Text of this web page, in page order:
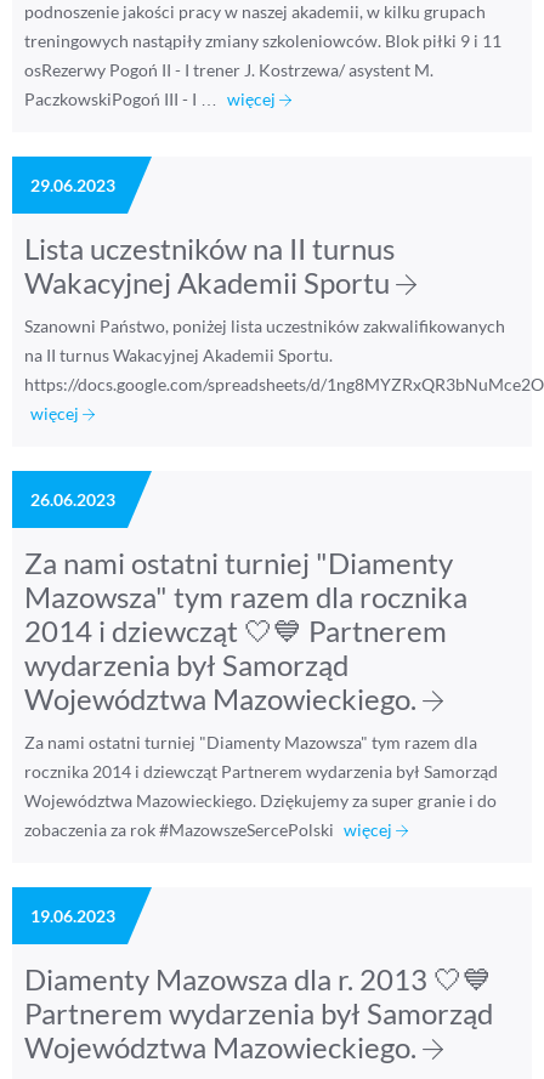
podnoszenie jakości pracy w naszej akademii, w kilku grupach
treningowych nastąpiły zmiany szkoleniowców. Blok piłki 9 i 11
osRezerwy Pogoń II - I trener J. Kostrzewa/ asystent M.
PaczkowskiPogoń III - I …
więcej
29.06.2023
Lista uczestników na II turnus
Wakacyjnej Akademii Sportu
Szanowni Państwo, poniżej lista uczestników zakwalifikowanych
na II turnus Wakacyjnej Akademii Sportu.
https://docs.google.com/spreadsheets/d/
więcej
26.06.2023
Za nami ostatni turniej "Diamenty
Mazowsza" tym razem dla rocznika
2014 i dziewcząt 🤍💙 Partnerem
wydarzenia był Samorząd
Województwa Mazowieckiego.
Za nami ostatni turniej "Diamenty Mazowsza" tym razem dla
rocznika 2014 i dziewcząt Partnerem wydarzenia był Samorząd
Województwa Mazowieckiego. Dziękujemy za super granie i do
zobaczenia za rok #MazowszeSercePolski więcej
19.06.2023
Diamenty Mazowsza dla r. 2013 🤍💙
Partnerem wydarzenia był Samorząd
Województwa Mazowieckiego.